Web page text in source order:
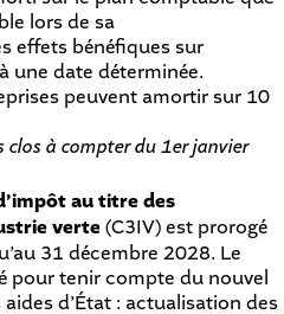
lors de sa
effets bénéfiques sur
une date déterminée.
peuvent amortir sur 10
clos à compter du 1er janvier
au titre des
verte(C3IV) est prorogé
31 décembre 2028. Le
pour tenir compte du nouvel
d’État : actualisation des